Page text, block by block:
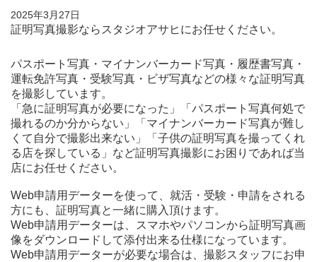
2025年3月27日
証明写真撮影ならスタジオアサヒにお任せください。
パスポート写真・マイナンバーカード写真・履歴書写真・
運転免許写真・受験写真・ビザ写真などの様々な証明写真
を撮影しています。
「急に証明写真が必要になった」「パスポート写真何処で
撮れるのか分からない」「マイナンバーカード写真が難し
くて自分で撮影出来ない」「子供の証明写真を撮ってくれ
る店を探している」など証明写真撮影にお困りであれば当
店にお任せください。
Web申請用データーを使って、就活・受験・申請をされる
方にも、証明写真と一緒に購入頂けます。
Web申請用データーは、スマホやパソコンから証明写真画
像をダウンロードして添付出来る仕様になっています。
Web申請用データーが必要な場合は、撮影スタッフにお申